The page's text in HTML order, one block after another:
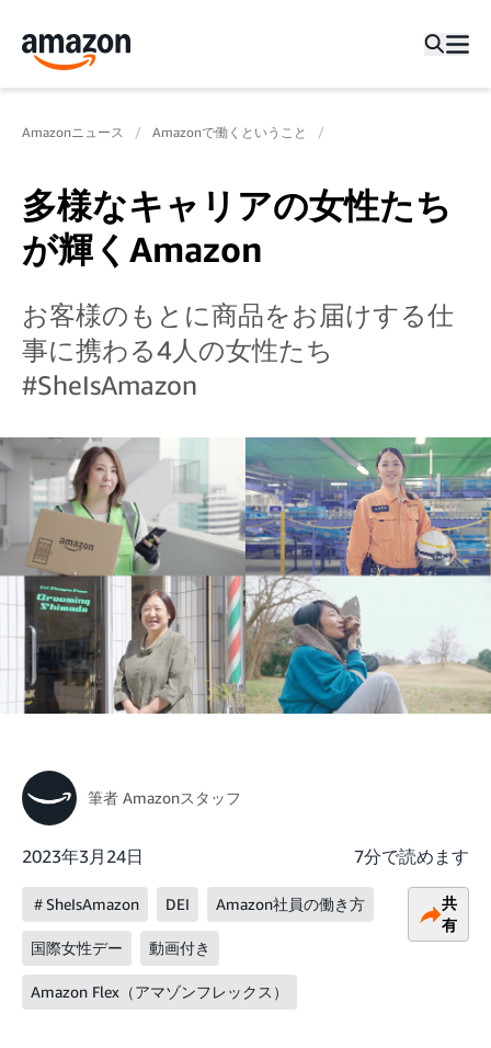
Amazonニュース Amazonで働くということ
多様なキャリアの女性たち
が輝くAmazon
お客様のもとに商品をお届けする仕
事に携わる4人の女性たち
#SheIsAmazon
筆者 Amazonスタッフ
2023年3月24日 7分で読めます
＃SheIsAmazon DEI Amazon社員の働き方
国際女性デー 動画付き
Amazon Flex（アマゾンフレックス）
共
有